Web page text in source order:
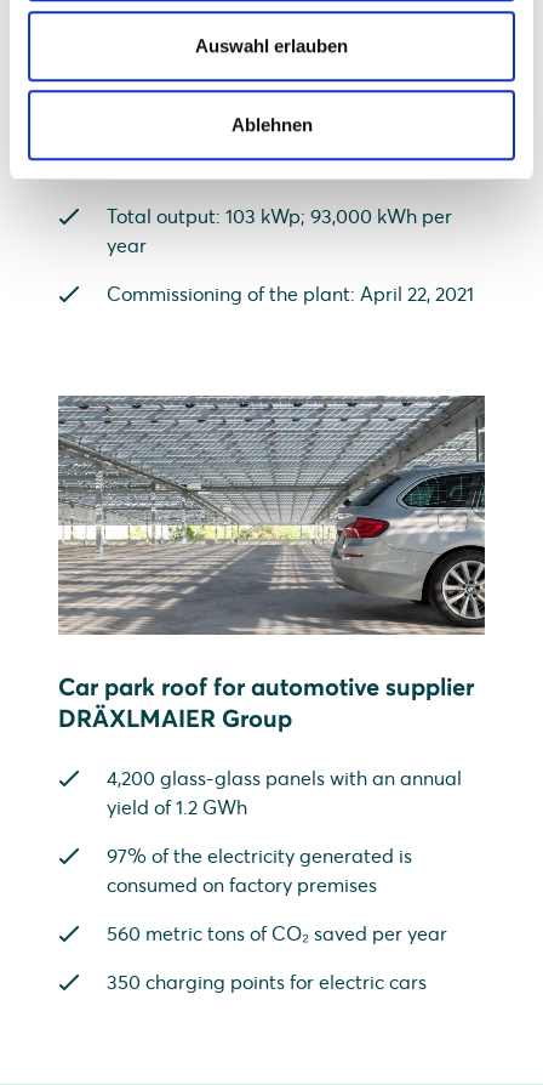
Auswahl erlauben
Ablehnen
216 Solarwatt glass-glass modules Vision
60M (concrete and steel roof)
111 Solarwatt glass-glass modules
Construct (facade)
Total output: 103 kWp; 93,000 kWh per
year
Commissioning of the plant: April 22, 2021
Car park roof for automotive supplier
DRÄXLMAIER Group
4,200 glass-glass panels with an annual
yield of 1.2 GWh
97% of the electricity generated is
consumed on factory premises
560 metric tons of CO₂ saved per year
350 charging points for electric cars